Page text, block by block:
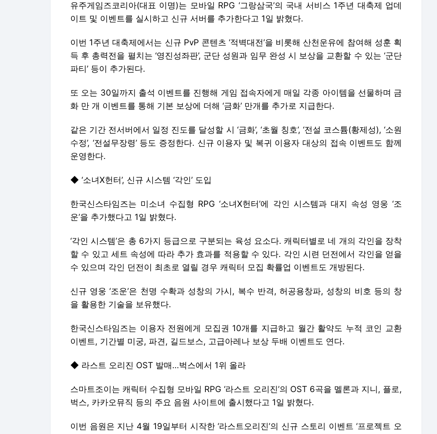
유주게임즈코리아(대표 이명)는 모바일 RPG ‘그랑삼국’의 국내 서비스 1주년 대축제 업데
이트 및 이벤트를 실시하고 신규 서버를 추가한다고 1일 밝혔다.
이번 1주년 대축제에서는 신규 PvP 콘텐츠 ‘적벽대전’을 비롯해 산천운유에 참여해 성훈 획
득 후 총력전을 펼치는 ‘영진성좌판’, 군단 성원과 임무 완성 시 보상을 교환할 수 있는 ‘군단
파티’ 등이 추가된다.
또 오는 30일까지 출석 이벤트를 진행해 게임 접속자에게 매일 각종 아이템을 선물하며 금
화 만 개 이벤트를 통해 기본 보상에 더해 ‘금화’ 만개를 추가로 지급한다.
같은 기간 전서버에서 일정 진도를 달성할 시 ‘금화’, ‘초월 칭호’, ‘전설 코스튬(황제성), ‘소원
수정’, ‘전설무장령’ 등도 증정한다. 신규 이용자 및 복귀 이용자 대상의 접속 이벤트도 함께
운영한다.
◆ ‘소녀X헌터’, 신규 시스템 ‘각인’ 도입
한국신스타임즈는 미소녀 수집형 RPG ‘소녀X헌터’에 각인 시스템과 대지 속성 영웅 ‘조
운’을 추가했다고 1일 밝혔다.
‘각인 시스템’은 총 6가지 등급으로 구분되는 육성 요소다. 캐릭터별로 네 개의 각인을 장착
할 수 있고 세트 속성에 따라 추가 효과를 적용할 수 있다. 각인 시련 던전에서 각인을 얻을
수 있으며 각인 던전이 최초로 열릴 경우 캐릭터 모집 확률업 이벤트도 개방된다.
신규 영웅 ‘조운’은 천명 수확과 성창의 가시, 복수 반격, 허공용창파, 성창의 비호 등의 창
을 활용한 기술을 보유했다.
한국신스타임즈는 이용자 전원에게 모집권 10개를 지급하고 월간 활약도 누적 코인 교환
이벤트, 기간별 미궁, 파견, 길드보스, 고급아레나 보상 두배 이벤트도 연다.
◆ 라스트 오리진 OST 발매…벅스에서 1위 올라
스마트조이는 캐릭터 수집형 모바일 RPG ‘라스트 오리진’의 OST 6곡을 멜론과 지니, 플로,
벅스, 카카오뮤직 등의 주요 음원 사이트에 출시했다고 1일 밝혔다.
이번 음원은 지난 4월 19일부터 시작한 ‘라스트오리진’의 신규 스토리 이벤트 ‘프로젝트 오